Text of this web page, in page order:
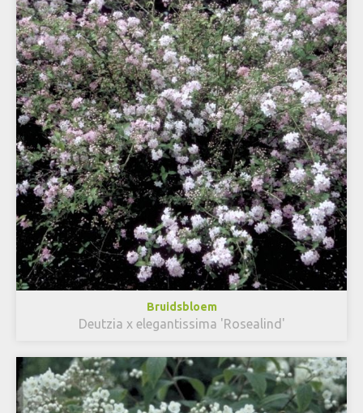
Bruidsbloem
Deutzia x elegantissima 'Rosealind'